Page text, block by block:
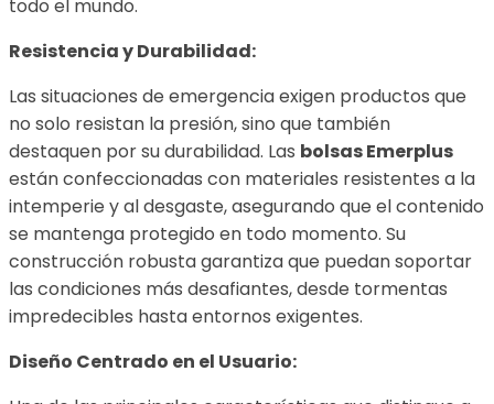
todo el mundo.
Resistencia y Durabilidad:
Las situaciones de emergencia exigen productos que
no solo resistan la presión, sino que también
destaquen por su durabilidad. Las bolsas Emerplus
están confeccionadas con materiales resistentes a la
intemperie y al desgaste, asegurando que el contenido
se mantenga protegido en todo momento. Su
construcción robusta garantiza que puedan soportar
las condiciones más desafiantes, desde tormentas
impredecibles hasta entornos exigentes.
Diseño Centrado en el Usuario: